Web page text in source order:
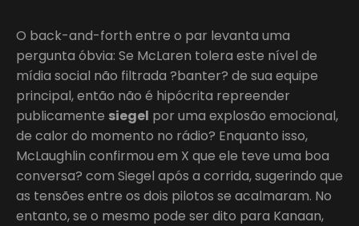
O back-and-forth entre o par levanta uma
pergunta óbvia: Se McLaren tolera este nível de
mídia social não filtrada ?banter? de sua equipe
principal, então não é hipócrita repreender
publicamente siegel por uma explosão emocional,
de calor do momento no rádio? Enquanto isso,
McLaughlin confirmou em X que ele teve uma boa
conversa? com Siegel após a corrida, sugerindo que
as tensões entre os dois pilotos se acalmaram. No
entanto, se o mesmo pode ser dito para Kanaan,